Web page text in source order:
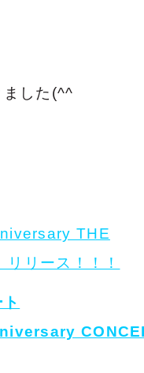
した(^^ゞ
THE
リース！！！